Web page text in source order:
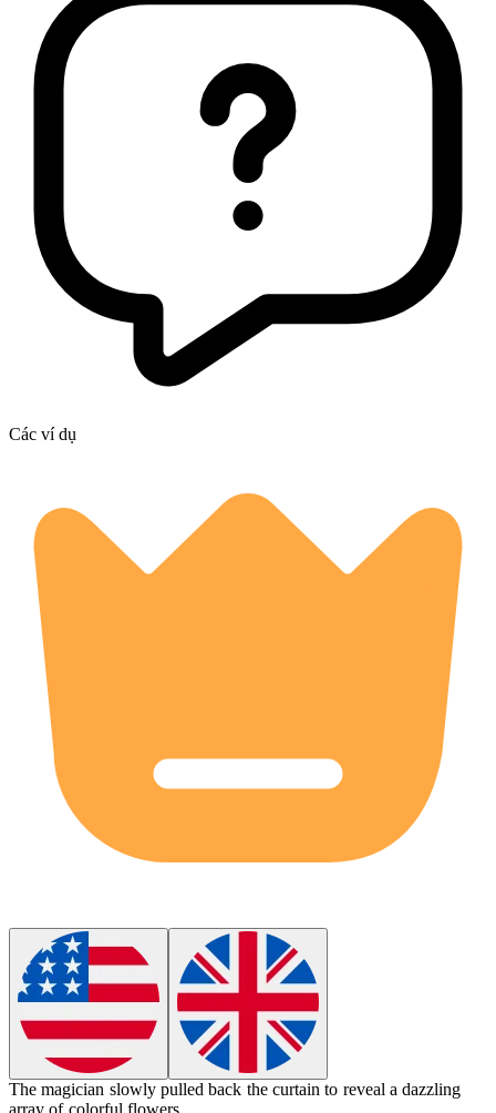
Các ví dụ
The magician slowly pulled back the curtain to reveal a dazzling
array of colorful flowers.